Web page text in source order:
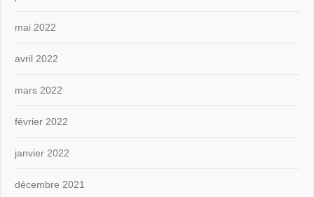
mai 2022
avril 2022
mars 2022
février 2022
janvier 2022
décembre 2021